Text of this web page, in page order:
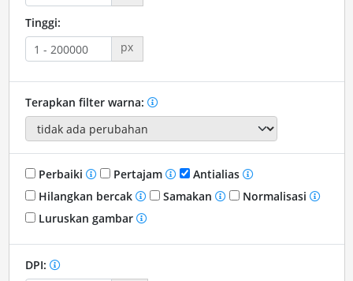
Tinggi:
px
Terapkan filter warna:
Perbaiki Pertajam
Antialias
Hilangkan bercak
Samakan
Normalisasi
Luruskan gambar
DPI: